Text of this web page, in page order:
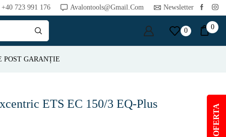
+40 723 991 176 Avalontools@gmail.com Newsletter
0 0
POST GARANȚIE
ETS EC 150/3 EQ-Plus OFERTA